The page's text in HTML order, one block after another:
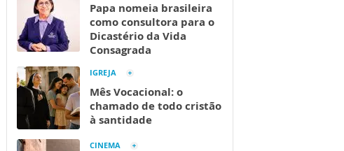
Papa nomeia brasileira
como consultora para o
Dicastério da Vida
Consagrada
IGREJA
Mês Vocacional: o
chamado de todo cristão
à santidade
CINEMA